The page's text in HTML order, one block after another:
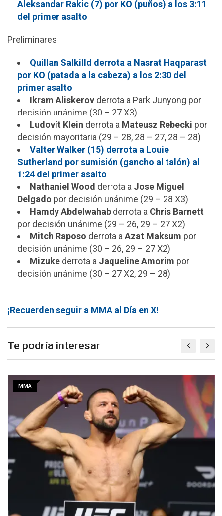
Aleksandar Rakic (7) por KO (puños) a los 3:11
del primer asalto
Preliminares
Quillan Salkilld derrota a Nasrat Haqparast
por KO (patada a la cabeza) a los 2:30 del
primer asalto
Ikram Aliskerov derrota a Park Junyong por
decisión unánime (30 – 27 X3)
Ludovít Klein derrota a Mateusz Rebecki por
decisión mayoritaria (29 – 28, 28 – 27, 28 – 28)
Valter Walker (15) derrota a Louie
Sutherland por sumisión (gancho al talón) al
1:24 del primer asalto
Nathaniel Wood derrota a Jose Miguel
Delgado por decisión unánime (29 – 28 X3)
Hamdy Abdelwahab derrota a Chris Barnett
por decisión unánime (29 – 26, 29 – 27 X2)
Mitch Raposo derrota a Azat Maksum por
decisión unánime (30 – 26, 29 – 27 X2)
Mizuke derrota a Jaqueline Amorim por
decisión unánime (30 – 27 X2, 29 – 28)
¡Recuerden seguir a MMA al Día en X!
Te podría interesar
MMA